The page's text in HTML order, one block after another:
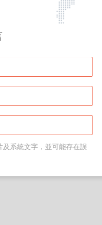
系統文字，並可能存在誤